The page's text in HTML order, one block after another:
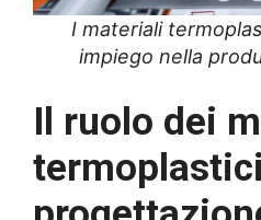
I materiali
impiego nella
Il ruolo dei